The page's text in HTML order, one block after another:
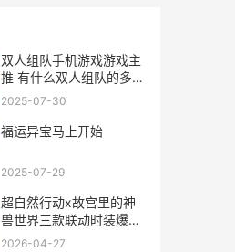
双人组队手机游戏游戏主
推 有什么双人组队的多人
手机游戏
2025-07-30
福运异宝马上开始
2025-07-29
超自然行动x故宫里的神
兽世界三款联动时装爆料
超自然行动组评测
2026-04-27